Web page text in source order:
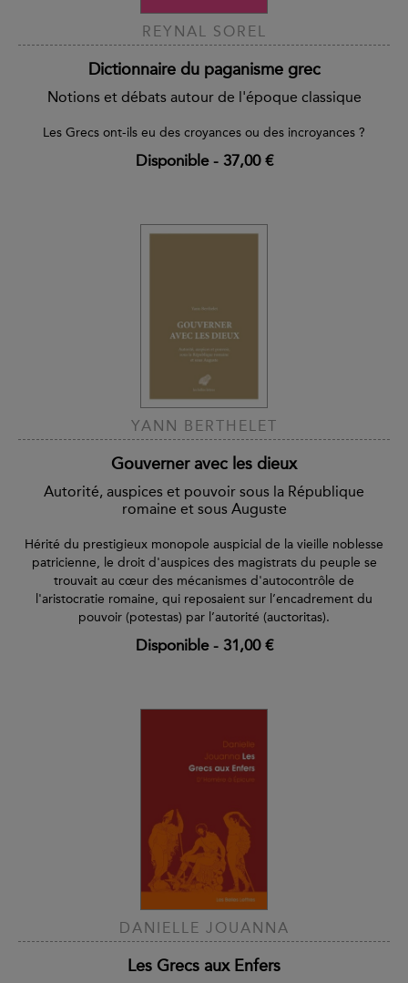
REYNAL SOREL
Dictionnaire du paganisme grec
Notions et débats autour de l'époque classique
Les Grecs ont-ils eu des croyances ou des incroyances ?
Disponible- 37,00 €
YANN BERTHELET
Gouverner avec les dieux
Autorité, auspices et pouvoir sous la République
romaine et sous Auguste
Hérité du prestigieux monopole auspicial de la vieille noblesse
patricienne, le droit d'auspices des magistrats du peuple se
trouvait au cœur des mécanismes d'autocontrôle de
l'aristocratie romaine, qui reposaient sur l’encadrement du
pouvoir (potestas) par l’autorité (auctoritas).
Disponible- 31,00 €
DANIELLE JOUANNA
Les Grecs aux Enfers